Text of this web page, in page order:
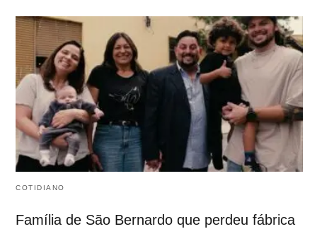
COTIDIANO
Família de São Bernardo que perdeu fábrica